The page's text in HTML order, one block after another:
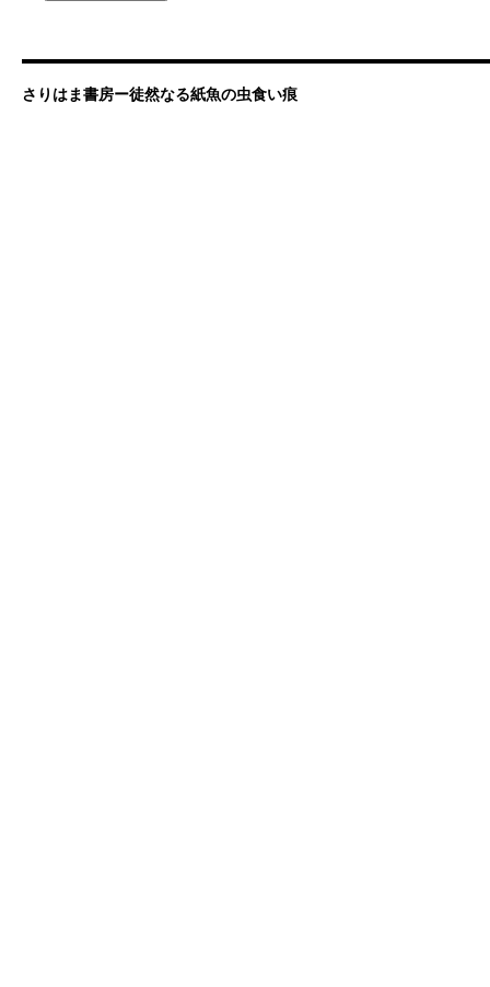
さりはま書房ー徒然なる紙魚の虫食い痕